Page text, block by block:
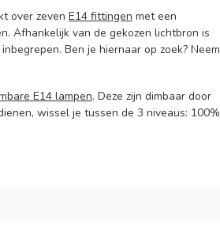
over zeven E14 fittingen met een
Afhankelijk van de gekozen lichtbron is
Ben je hiernaar op zoek? Neem
E14 lampen. Deze zijn dimbaar door
wissel je tussen de 3 niveaus: 100%